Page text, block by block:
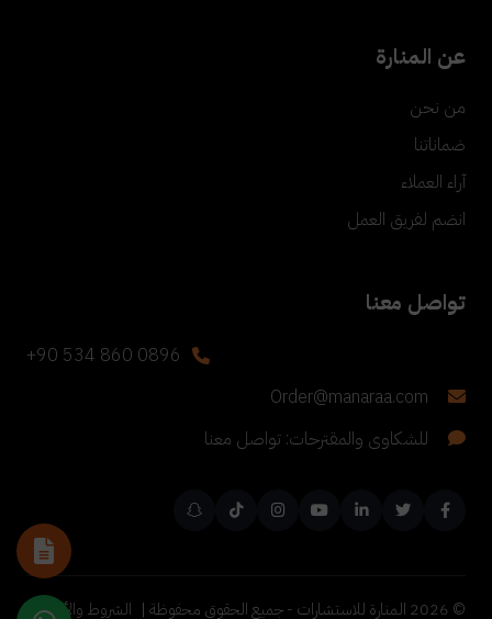
عن المنارة
من نحن
ضماناتنا
آراء العملاء
انضم لفريق العمل
تواصل معنا
+90 534 860 0896
Order@manaraa.com
للشكاوى والمقترحات: تواصل معنا
©
2026 المنارة للاستشارات - جميع الحقوق محفوظة | الشروط والأحكام